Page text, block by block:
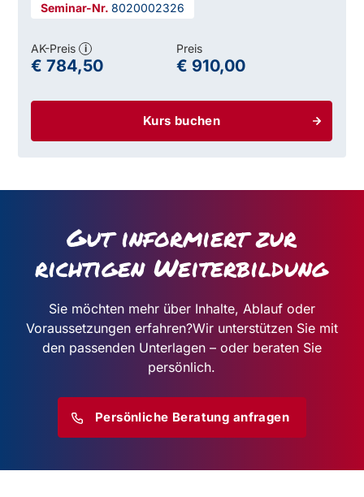
8020002326
Kurs buchen
AK-Preis i
€ 784,50
Preis
€ 910,00
Gut informiert zur
richtigen Weiterbildung
Sie möchten mehr über Inhalte, Ablauf oder
Voraussetzungen erfahren?Wir unterstützen Sie mit
den passenden Unterlagen – oder beraten Sie
persönlich.
Persönliche Beratung anfragen